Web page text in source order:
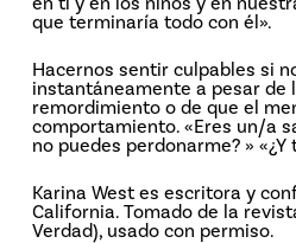
que terminaría todo con él».
Hacernos sentir culpables si
instantáneamente a pesar de
remordimiento o de que el
comportamiento. «Eres un/a
no puedes perdonarme? »
Karina West es escritora y
California. Tomado de la
Verdad), usado con permiso.